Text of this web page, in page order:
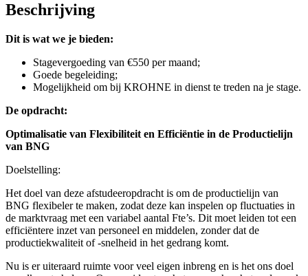
Beschrijving
Dit is wat we je bieden:
Stagevergoeding van €550 per maand;
Goede begeleiding;
Mogelijkheid om bij KROHNE in dienst te treden na je stage.
De opdracht:
Optimalisatie van Flexibiliteit en Efficiëntie in de Productielijn
van BNG
Doelstelling:
Het doel van deze afstudeeropdracht is om de productielijn van
BNG flexibeler te maken, zodat deze kan inspelen op fluctuaties in
de marktvraag met een variabel aantal Fte’s. Dit moet leiden tot een
efficiëntere inzet van personeel en middelen, zonder dat de
productiekwaliteit of -snelheid in het gedrang komt.
Nu is er uiteraard ruimte voor veel eigen inbreng en is het ons doel